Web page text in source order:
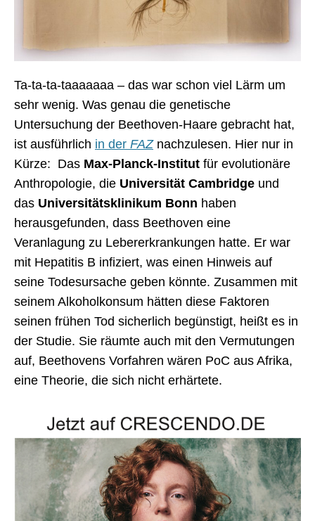
Ta-ta-ta-taaaaaaa – das war schon viel Lärm um
sehr wenig. Was genau die genetische
Untersuchung der Beethoven-Haare gebracht hat,
ist ausführlich in der FAZnachzulesen. Hier nur in
Kürze: Das Max-Planck-Institut für evolutionäre
Anthropologie, die Universität Cambridge und
das Universitätsklinikum Bonn haben
herausgefunden, dass Beethoven eine
Veranlagung zu Lebererkrankungen hatte. Er war
mit Hepatitis B infiziert, was einen Hinweis auf
seine Todesursache geben könnte. Zusammen mit
seinem Alkoholkonsum hätten diese Faktoren
seinen frühen Tod sicherlich begünstigt, heißt es in
der Studie. Sie räumte auch mit den Vermutungen
auf, Beethovens Vorfahren wären PoC aus Afrika,
eine Theorie, die sich nicht erhärtete.